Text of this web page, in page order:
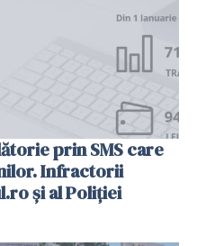
prin SMS care
Infractorii
și al Poliției